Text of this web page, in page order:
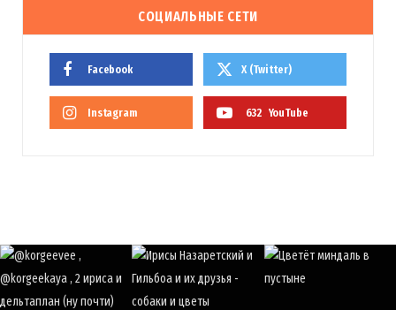
СОЦИАЛЬНЫЕ СЕТИ
Facebook X (Twitter)
Instagram 632 YouTube